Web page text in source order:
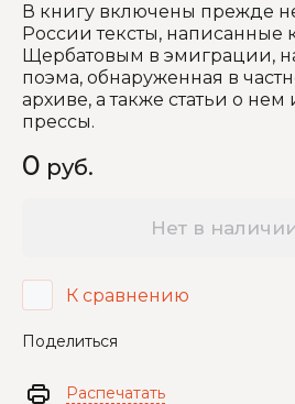
В книгу включены прежде
России тексты, написанные
Щербатовым в эмиграции,
поэма, обнаруженная в
архиве, а также статьи о нем
прессы.
0 руб.
Нет в
К сравнению
Поделиться
Распечатать